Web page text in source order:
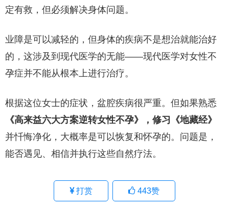
定有救，但必须解决身体问题。
业障是可以减轻的，但身体的疾病不是想治就能治好
的，这涉及到现代医学的无能——现代医学对女性不
孕症并不能从根本上进行治疗。
根据这位女士的症状，盆腔疾病很严重。但如果熟悉
《高来益六大方案逆转女性不孕》，修习《地藏经》
并忏悔净化，大概率是可以恢复和怀孕的。问题是，
能否遇见、相信并执行这些自然疗法。
打赏 443赞